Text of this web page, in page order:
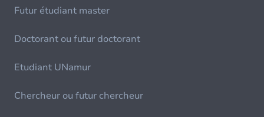
Futur étudiant master
Doctorant ou futur doctorant
Etudiant UNamur
Chercheur ou futur chercheur